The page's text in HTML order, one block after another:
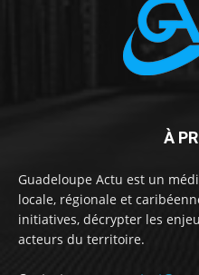
À
Guadeloupe Actu est un
locale, régionale et
initiatives, décrypter les
acteurs du territoire.